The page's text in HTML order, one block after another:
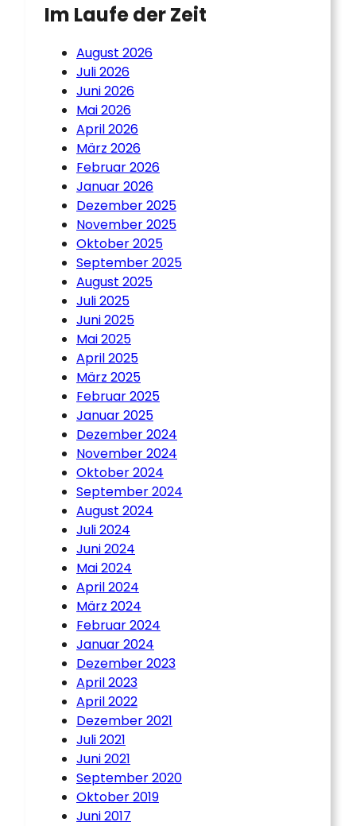
Im Laufe der Zeit
August 2026
Juli 2026
Juni 2026
Mai 2026
April 2026
März 2026
Februar 2026
Januar 2026
Dezember 2025
November 2025
Oktober 2025
September 2025
August 2025
Juli 2025
Juni 2025
Mai 2025
April 2025
März 2025
Februar 2025
Januar 2025
Dezember 2024
November 2024
Oktober 2024
September 2024
August 2024
Juli 2024
Juni 2024
Mai 2024
April 2024
März 2024
Februar 2024
Januar 2024
Dezember 2023
April 2023
April 2022
Dezember 2021
Juli 2021
Juni 2021
September 2020
Oktober 2019
Juni 2017